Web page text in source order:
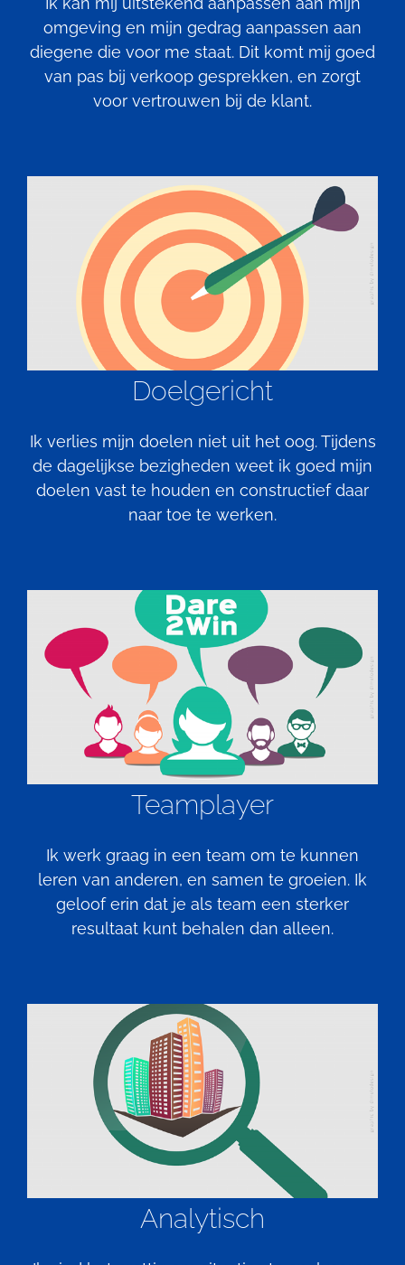
omgeving en mijn gedrag aanpassen aan
diegene die voor me staat. Dit komt mij goed
van pas bij verkoop gesprekken, en zorgt
voor vertrouwen bij de klant.
Doelgericht
Ik verlies mijn doelen niet uit het oog. Tijdens
de dagelijkse bezigheden weet ik goed mijn
doelen vast te houden en constructief daar
naar toe te werken.
Teamplayer
Ik werk graag in een team om te kunnen
leren van anderen, en samen te groeien. Ik
geloof erin dat je als team een sterker
resultaat kunt behalen dan alleen.
Analytisch